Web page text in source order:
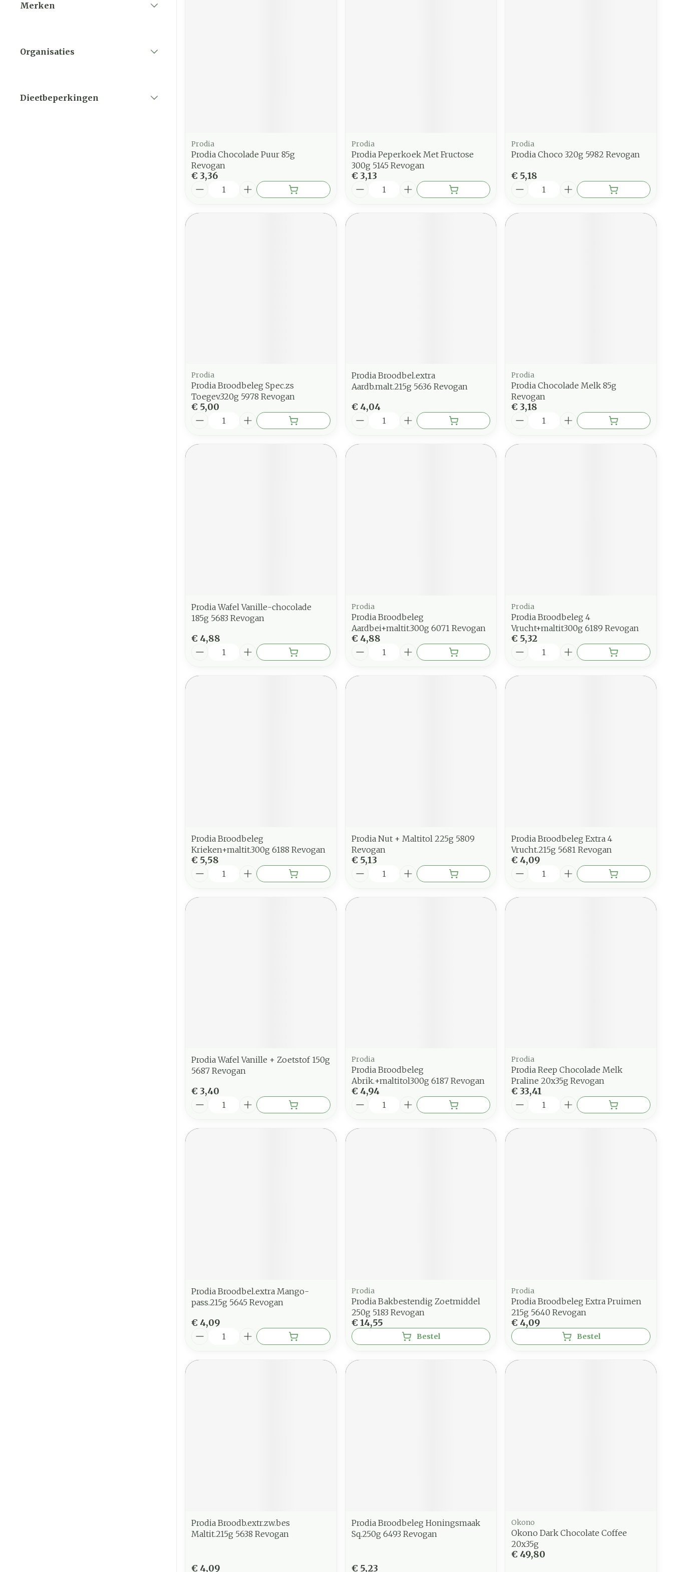
Merken
Organisaties
Dieetbeperkingen
Prodia
Prodia Chocolade Puur 85g
Revogan
€ 3,36
Prodia
Prodia Peperkoek Met Fructose
300g 5145 Revogan
€ 3,13
Prodia
Prodia Choco 320g 5982 Revogan
€ 5,18
Prodia
Prodia Broodbeleg Spec.zs
Toegev.320g 5978 Revogan
€ 5,00
Prodia Broodbel.extra
Aardb.malt.215g 5636 Revogan
€ 4,04
Prodia
Prodia Chocolade Melk 85g
Revogan
€ 3,18
Prodia Wafel Vanille-chocolade
185g 5683 Revogan
€ 4,88
Prodia
Prodia Broodbeleg
Aardbei+maltit.300g 6071 Revogan
€ 4,88
Prodia
Prodia Broodbeleg 4
Vrucht+maltit300g 6189 Revogan
€ 5,32
Prodia Broodbeleg
Krieken+maltit.300g 6188 Revogan
€ 5,58
Prodia Nut + Maltitol 225g 5809
Revogan
€ 5,13
Prodia Broodbeleg Extra 4
Vrucht.215g 5681 Revogan
€ 4,09
Prodia Wafel Vanille + Zoetstof 150g
5687 Revogan
€ 3,40
Prodia
Prodia Broodbeleg
Abrik.+maltitol300g 6187 Revogan
€ 4,94
Prodia
Prodia Reep Chocolade Melk
Praline 20x35g Revogan
€ 33,41
Prodia Broodbel.extra Mango-
pass.215g 5645 Revogan
€ 4,09
Prodia
Prodia Bakbestendig Zoetmiddel
250g 5183 Revogan
€ 14,55
Bestel
Prodia
Prodia Broodbeleg Extra Pruimen
215g 5640 Revogan
€ 4,09
Bestel
Prodia Broodb.extr.zw.bes
Maltit.215g 5638 Revogan
€ 4,09
Prodia Broodbeleg Honingsmaak
Sq.250g 6493 Revogan
€ 5,23
Okono
Okono Dark Chocolate Coffee
20x35g
€ 49,80